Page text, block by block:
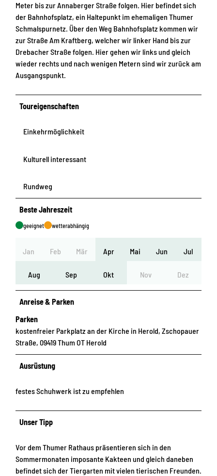
Meter bis zur Annaberger Straße folgen. Hier befindet sich
der Bahnhofsplatz, ein Haltepunkt im ehemaligen Thumer
Schmalspurnetz. Über den Weg Bahnhofsplatz kommen wir
zur Straße Am Kraftberg, welcher wir linker Hand bis zur
Drebacher Straße folgen. Hier gehen wir links und gleich
wieder rechts und nach wenigen Metern sind wir zurück am
Ausgangspunkt.
Toureigenschaften
Einkehrmöglichkeit
Kulturell interessant
Rundweg
Beste Jahreszeit
geeignet wetterabhängig
Jan Feb Mär Apr Mai Jun Jul
Aug Sep Okt Nov Dez
Anreise & Parken
Parken
kostenfreier Parkplatz an der Kirche in Herold, Zschopauer
Straße, 09419 Thum OT Herold
Ausrüstung
festes Schuhwerk ist zu empfehlen
Unser Tipp
Vor dem Thumer Rathaus präsentieren sich in den
Sommermonaten imposante Kakteen und gleich daneben
befindet sich der Tiergarten mit vielen tierischen Freunden.